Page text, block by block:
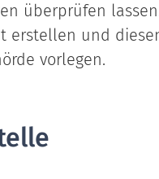
überprüfen
erstellen und
vorlegen.